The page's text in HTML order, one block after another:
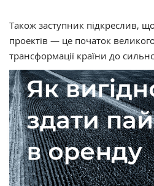
Також заступник підкреслив,
проектів — це початок
трансформації країни до